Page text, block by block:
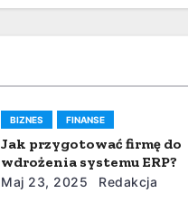
BIZNES FINANSE
Jak przygotować firmę do
wdrożenia systemu ERP?
Maj 23, 2025 Redakcja